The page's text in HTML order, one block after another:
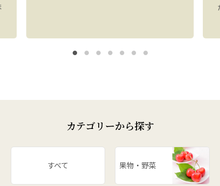
カテゴリーから探す
すべて 果物・野菜